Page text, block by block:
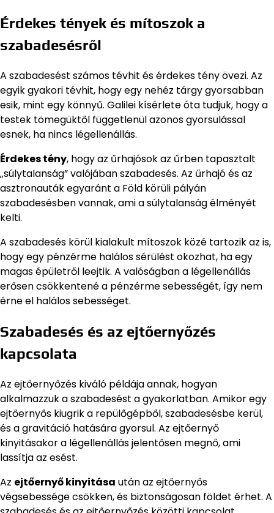
Érdekes tények és mítoszok a
szabadesésről
A szabadesést számos tévhit és érdekes tény övezi. Az
egyik gyakori tévhit, hogy egy nehéz tárgy gyorsabban
esik, mint egy könnyű. Galilei kísérlete óta tudjuk, hogy a
testek tömegüktől függetlenül azonos gyorsulással
esnek, ha nincs légellenállás.
Érdekes tény, hogy az űrhajósok az űrben tapasztalt
„súlytalanság” valójában szabadesés. Az űrhajó és az
asztronauták egyaránt a Föld körüli pályán
szabadesésben vannak, ami a súlytalanság élményét
kelti.
A szabadesés körül kialakult mítoszok közé tartozik az is,
hogy egy pénzérme halálos sérülést okozhat, ha egy
magas épületről leejtik. A valóságban a légellenállás
erősen csökkentené a pénzérme sebességét, így nem
érne el halálos sebességet.
Szabadesés és az ejtőernyőzés
kapcsolata
Az ejtőernyőzés kiváló példája annak, hogyan
alkalmazzuk a szabadesést a gyakorlatban. Amikor egy
ejtőernyős kiugrik a repülőgépből, szabadesésbe kerül,
és a gravitáció hatására gyorsul. Az ejtőernyő
kinyitásakor a légellenállás jelentősen megnő, ami
lassítja az esést.
Az ejtőernyő kinyitása után az ejtőernyős
végsebessége csökken, és biztonságosan földet érhet. A